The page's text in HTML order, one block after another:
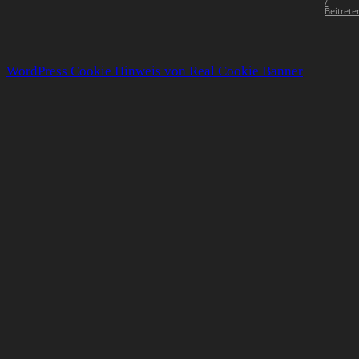
WordPress Cookie Hinweis von Real Cookie Banner